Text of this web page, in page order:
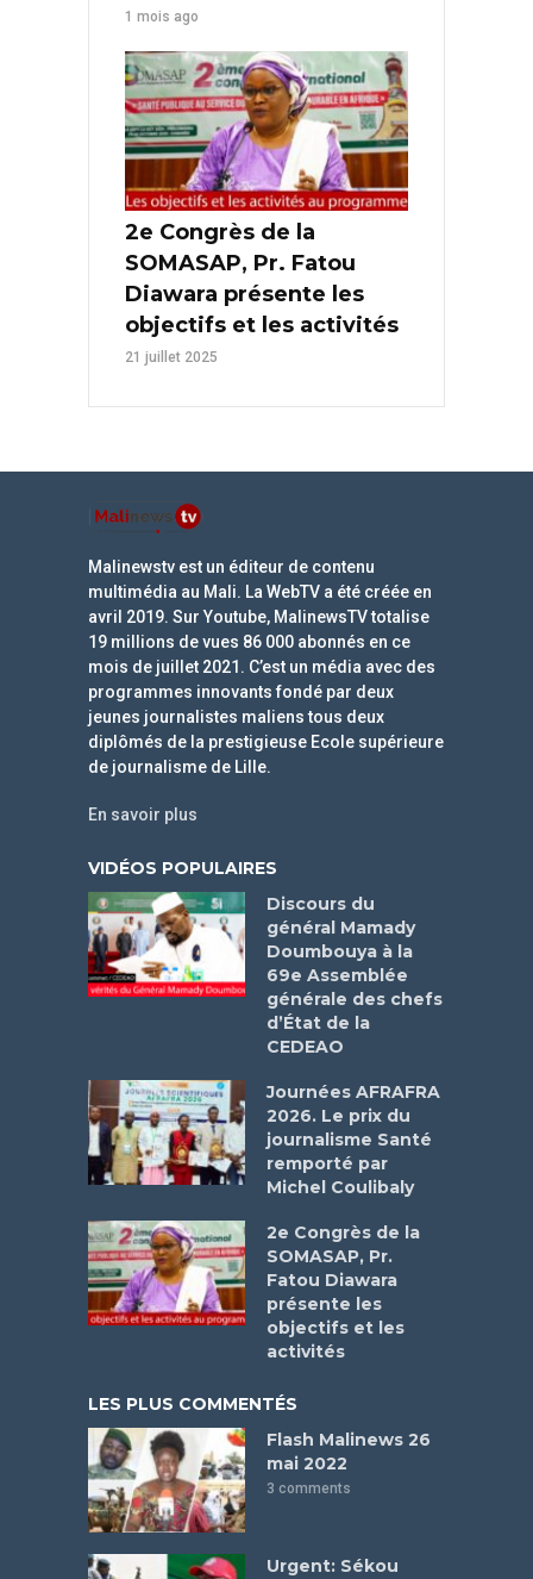
1 mois ago
2e Congrès de la
SOMASAP, Pr. Fatou
Diawara présente les
objectifs et les activités
21 juillet 2025
Malinewstv est un éditeur de contenu
multimédia au Mali. La WebTV a été créée en
avril 2019. Sur Youtube, MalinewsTV totalise
19 millions de vues 86 000 abonnés en ce
mois de juillet 2021. C’est un média avec des
programmes innovants fondé par deux
jeunes journalistes maliens tous deux
diplômés de la prestigieuse Ecole supérieure
de journalisme de Lille.
En savoir plus
VIDÉOS POPULAIRES
Discours du
général Mamady
Doumbouya à la
69e Assemblée
générale des chefs
d’État de la
CEDEAO
Journées AFRAFRA
2026. Le prix du
journalisme Santé
remporté par
Michel Coulibaly
2e Congrès de la
SOMASAP, Pr.
Fatou Diawara
présente les
objectifs et les
activités
LES PLUS COMMENTÉS
Flash Malinews 26
mai 2022
3 comments
Urgent: Sékou